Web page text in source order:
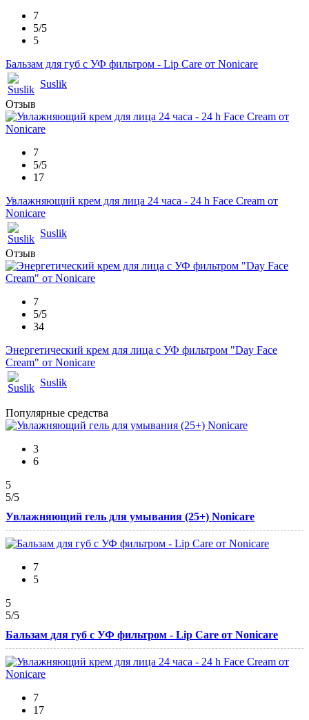
7
5/5
5
Бальзам для губ с УФ фильтром - Lip Care от Nonicare
Suslik
Отзыв
7
5/5
17
Увлажняющий крем для лица 24 часа - 24 h Face Cream от
Nonicare
Suslik
Отзыв
7
5/5
34
Энергетический крем для лица с УФ фильтром "Day Face
Cream" от Nonicare
Suslik
Популярные средства
3
6
5
5/5
Увлажняющий гель для умывания (25+) Nonicare
7
5
5
5/5
Бальзам для губ с УФ фильтром - Lip Care от Nonicare
7
17